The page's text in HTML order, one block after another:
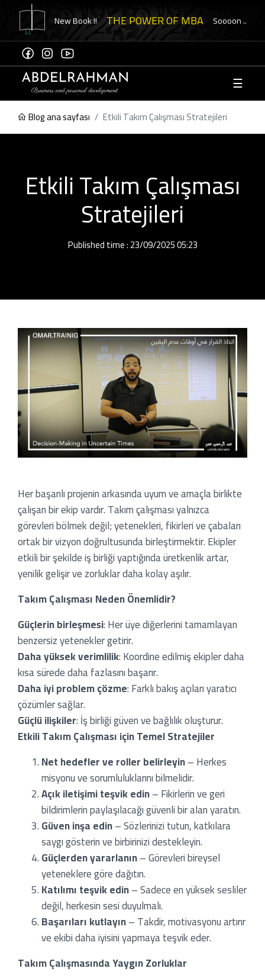
New Book !! THE POWER OF MBA Soooon ..
Hesap
oluştur
☰
Blog ana sayfası Etkili Takım Çalışması Stratejileri
Etkili Takım Çalışması
Stratejileri
Published time : 23/09/2025 05:23
Her başarılı projenin arkasında uyum ve amaçla birlikte
çalışan bir ekip vardır. Takım çalışması yalnızca
görevleri bölmek değil; yetenekleri, fikirleri ve çabaları
ortak bir vizyon doğrultusunda birleştirmektir. Ekipler
etkili bir şekilde iş birliği yaptığında üretkenlik artar,
yenilik gelişir ve zorluklar daha kolay aşılır.
Takım Çalışması Neden Önemlidir?
Güçlerin birleşmesi: Her üye diğerlerini tamamlayan
benzersiz yetenekler getirir.
Daha yüksek verimlilik: Koordine edilmiş ekipler daha
kısa sürede daha fazlasını başarır.
Daha iyi problem çözme: Farklı bakış açıları yaratıcı
çözümler sağlar.
Güçlü ilişkiler: İş birliği güven ve bağlılık oluşturur.
Etkili Takım Çalışması için Temel Stratejiler
Net hedefler ve roller belirleyin– Herkes
misyonu ve sorumluluklarını bilmelidir.
Açık iletişimi teşvik edin– Fikirlerin ve geri
bildirimlerin paylaşılacağı güvenli bir alan yaratın.
Güven inşa edin– Sözlerinizi tutun, katkılara
saygı gösterin ve birbirinizi destekleyin.
Güçlerden yararlanın– Görevleri bireysel
yeteneklere göre dağıtın.
Katılımı teşvik edin– Sadece en yüksek sesliler
değil, herkesin sesi duyulmalı.
Başarıları kutlayın– Takdir, motivasyonu artırır
ve ekibi daha iyisini yapmaya teşvik eder.
Takım Çalışmasında Yaygın Zorluklar